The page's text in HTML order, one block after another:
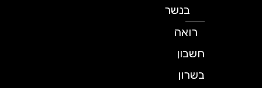
בנשר
רואה
חשבון
בשרון